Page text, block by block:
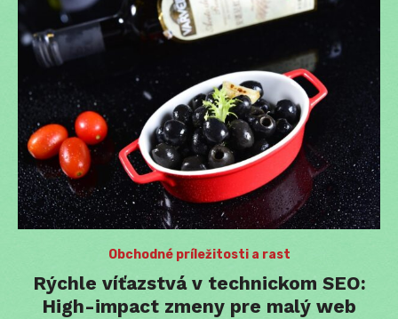
Obchodné príležitosti a rast
Rýchle víťazstvá v technickom SEO:
High-impact zmeny pre malý web